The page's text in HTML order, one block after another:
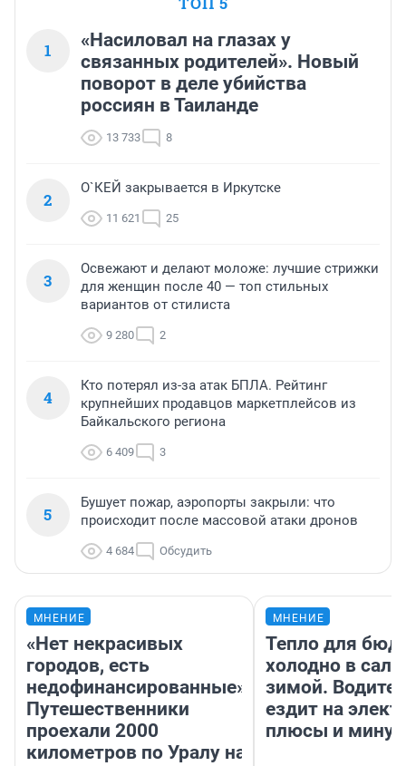
1
«Насиловал на глазах у
связанных родителей». Новый
поворот в деле убийства
россиян в Таиланде
13 733 8
2
О`КЕЙ закрывается в Иркутске
11 621 25
3
Освежают и делают моложе: лучшие стрижки
для женщин после 40 — топ стильных
вариантов от стилиста
9 280 2
4
Кто потерял из-за атак БПЛА. Рейтинг
крупнейших продавцов маркетплейсов из
Байкальского региона
6 409 3
5
Бушует пожар, аэропорты закрыли: что
происходит после массовой атаки дронов
4 684 Обсудить
МНЕНИЕ
«Нет некрасивых
городов, есть
недофинансированные».
Путешественники
проехали 2000
километров по Уралу на
МНЕНИЕ
Тепло для
холодно в
зимой.
ездит на
плюсы и